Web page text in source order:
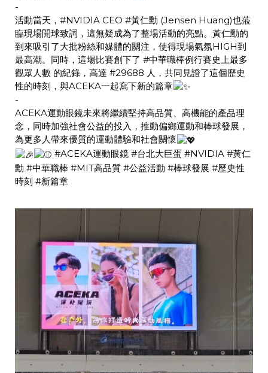
-
活動當天， #NVIDIA CEO #黃仁勳 (Jensen Huang)也蒞
臨現場開球致詞，這無疑成為了整場活動的亮點。黃仁勳的
到來吸引了大批粉絲和媒體的關注，使得現場氣氛HIGH到
最高潮。同時，這場比賽創下了 #中華職棒例行賽史上最多
觀眾人數 的紀錄，高達 #29688 人，共同見證了這個歷史
性的時刻，與ACEKA一起寫下新的篇章
-
ACEKA運動眼鏡未來將繼續堅持高品質、高機能的產品理
念，同時加強社會公益的投入，推動偏鄉運動和棒球發展，
為更多人帶來優質的運動體驗和社會關懷
#ACEKA運動眼鏡 #台北大巨蛋 #NVIDIA #黃仁
勳 #中華職棒 #MIT高品質 #公益活動 #棒球發展 #歷史性
時刻 #新篇章